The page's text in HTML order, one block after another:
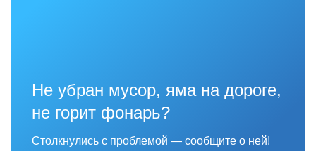
Не убран мусор, яма на дороге,
не горит фонарь?
Столкнулись с проблемой — сообщите о ней!